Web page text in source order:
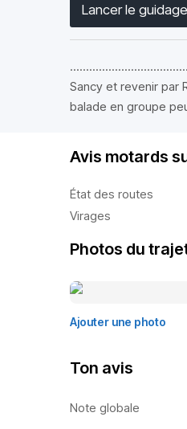
Lancer le guidage
Sancy et revenir par
balade en groupe
Avis motards
État des routes
Virages
Photos du
Ajouter une photo
Ton avis
Note globale